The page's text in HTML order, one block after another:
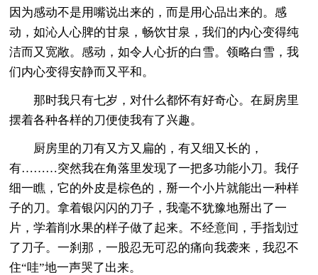
因为感动不是用嘴说出来的，而是用心品出来的。感
动，如沁人心脾的甘泉，畅饮甘泉，我们的内心变得纯
洁而又宽敞。感动，如令人心折的白雪。领略白雪，我
们内心变得安静而又平和。
那时我只有七岁，对什么都怀有好奇心。在厨房里
摆着各种各样的刀便使我有了兴趣。
厨房里的刀有又方又扁的，有又细又长的，
有………突然我在角落里发现了一把多功能小刀。我仔
细一瞧，它的外皮是棕色的，掰一个小片就能出一种样
子的刀。拿着银闪闪的刀子，我毫不犹豫地掰出了一
片，学着削水果的样子做了起来。不经意间，手指划过
了刀子。一刹那，一股忍无可忍的痛向我袭来，我忍不
住“哇”地一声哭了出来。